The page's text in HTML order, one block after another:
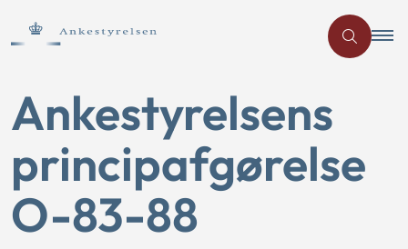
Ankestyrelsens
principafgørelse
O-83-88